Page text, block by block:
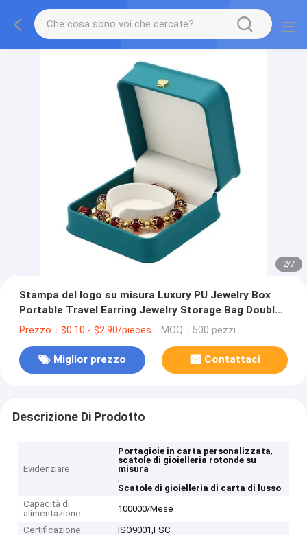
2/7
Stampa del logo su misura Luxury PU Jewelry Box
Portable Travel Earring Jewelry Storage Bag Double
Storage Box
Prezzo：$0.10 - $2.90/pieces MOQ：500 pezzi
Miglior prezzo Contattaci
Descrizione Di Prodotto
Evidenziare
Portagioie in carta personalizzata,
scatole di gioielleria rotonde su
misura
,
Scatole di gioielleria di carta di lusso
Capacità di
alimentazione
100000/Mese
Certificazione
ISO9001,‌FSC